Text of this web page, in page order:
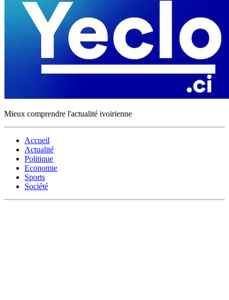
Mieux comprendre l'actualité ivoirienne
Accueil
Actualité
Politique
Economie
Sports
Société